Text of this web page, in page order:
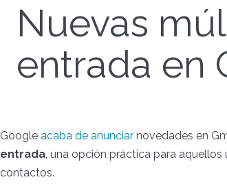
Nuevas
entrada en
Googleacaba de anunciar novedades en
entrada, una opción práctica para aquellos
contactos.